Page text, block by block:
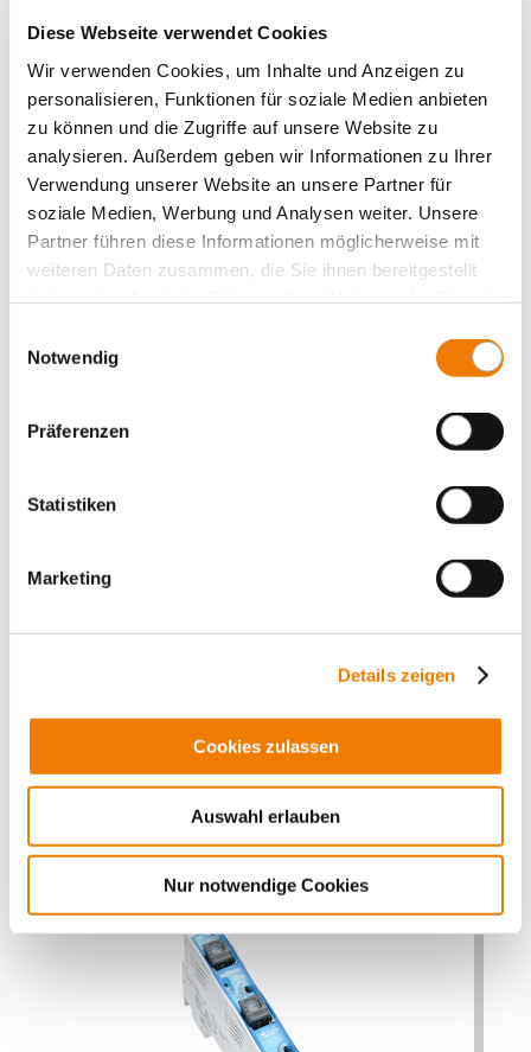
Diese Webseite verwendet Cookies
Wir verwenden Cookies, um Inhalte und Anzeigen zu
personalisieren, Funktionen für soziale Medien anbieten
zu können und die Zugriffe auf unsere Website zu
analysieren. Außerdem geben wir Informationen zu Ihrer
Verwendung unserer Website an unsere Partner für
soziale Medien, Werbung und Analysen weiter. Unsere
Partner führen diese Informationen möglicherweise mit
weiteren Daten zusammen, die Sie ihnen bereitgestellt
Notwendig
Präferenzen
Statistiken
Marketing
Details zeigen
Cookies zulassen
Auswahl erlauben
Nur notwendige Cookies
Accessories
Value Added Services
mechanism)
connection bottom
for busbars: 12, 15, 20, 25, 30 x 5, 10 and section busbars